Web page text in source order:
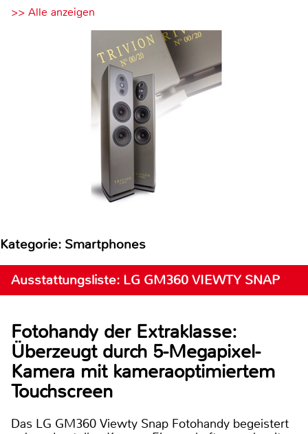
>> Alle anzeigen
Kategorie: Smartphones
Ausstattungsliste: LG GM360 VIEWTY SNAP
Fotohandy der Extraklasse:
Überzeugt durch 5-Megapixel-
Kamera mit kameraoptimiertem
Touchscreen
Das LG GM360 Viewty Snap Fotohandy begeistert